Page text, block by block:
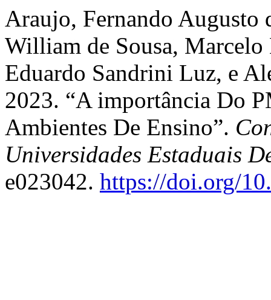
Araujo, Fernando Augusto
William de Sousa,
Eduardo Sandrini Luz, e
2023. “A importância Do
Ambientes De Ensino”.
Universidades Estaduais
e023042. https://doi.org/